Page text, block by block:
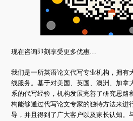
现在咨询即刻享受更多优惠…
我们是一所英语论文代写专业机构，拥有
线服务。基于对美国、英国、澳洲、加拿
系的代写经验，机构发展完善了研究思路
构能够通过代写论文专家的独特方法来进
导，并且得到了广大客户以及家长认知。